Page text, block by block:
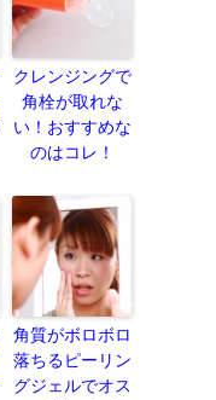
クレンジングで
角栓が取れな
い！おすすめな
のはコレ！
角質がボロボロ
落ちるピーリン
グジェルでオス